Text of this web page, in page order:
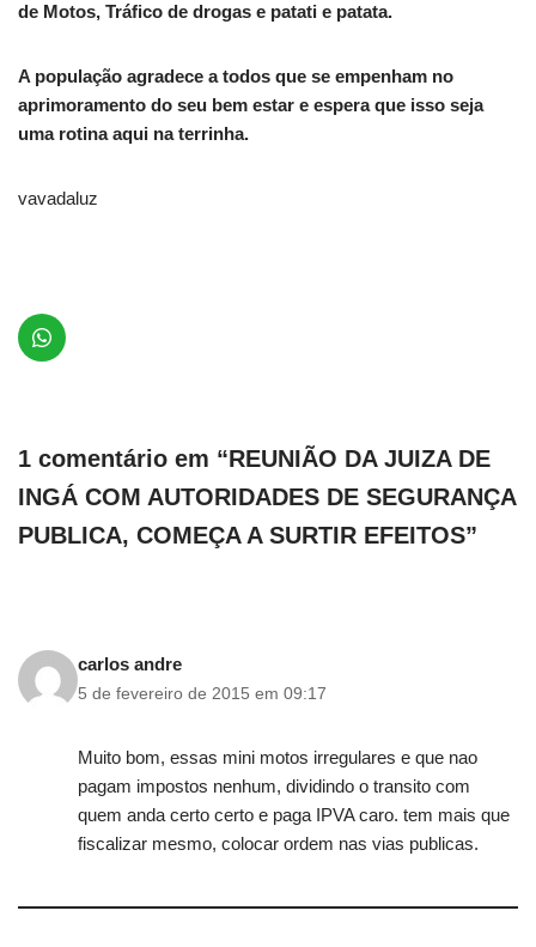
de Motos, Tráfico de drogas e patati e patata.
A população agradece a todos que se empenham no
aprimoramento do seu bem estar e espera que isso seja
uma rotina aqui na terrinha.
vavadaluz
1 comentário em “REUNIÃO DA JUIZA DE
INGÁ COM AUTORIDADES DE SEGURANÇA
PUBLICA, COMEÇA A SURTIR EFEITOS”
carlos andre
5 de fevereiro de 2015 em 09:17
Muito bom, essas mini motos irregulares e que nao
pagam impostos nenhum, dividindo o transito com
quem anda certo certo e paga IPVA caro. tem mais que
fiscalizar mesmo, colocar ordem nas vias publicas.